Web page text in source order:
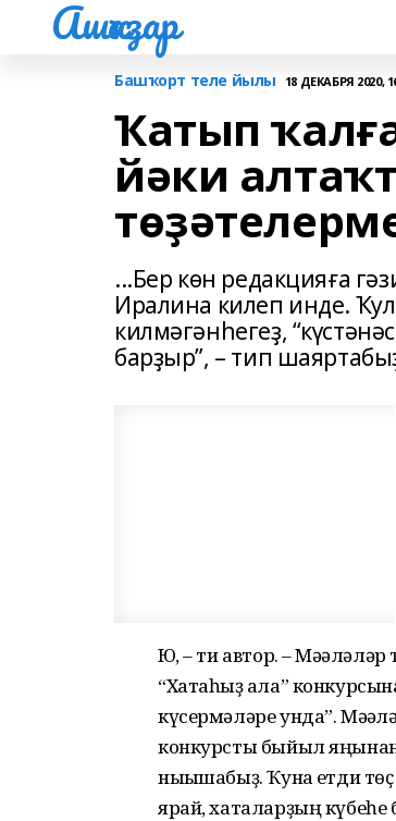
Ашҡаҙар
Башҡорт теле йылы 18 ДЕКАБРЯ 2020,
Ҡатып
йәки
...Бер көн редакцияға
Иралина килеп инде.
килмәгәнһегеҙ,
барҙыр”, – тип
Юҡ, – ти автор. –
“Хатаһыҙ ҡала”
күсермәләре унда”.
конкурсты быйыл яңынан
ныҡышабыҙ. Ҡунаҡ етди
ярай, хаталарҙың күбеһе